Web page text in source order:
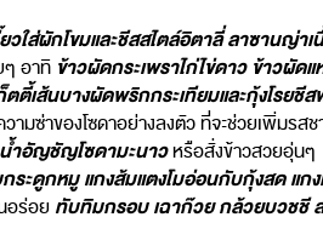
วใส่ผักโขมและชีสสไตล์อิตาลี่ ลาซานญ่าเ
ๆ อาทิ ข้าวผัดกระเพราไก่ไข่ดาว ข้าวผัด
ตี้เส้นบางผัดพริกกระเทียมและกุ้งโรยชี
มซ่าของโซดาอย่างลงตัว ที่จะช่วยเพิ่มรสช
ำอัญชัญโซดามะนาวหรือสั่งข้าวสวยอุ่นๆ
ดูกหมู แกงส้มแตงโมอ่อนกับกุ้งสด แกง
อร่อย ทับทิมกรอบ เฉาก๊วย กล้วยบวชชี